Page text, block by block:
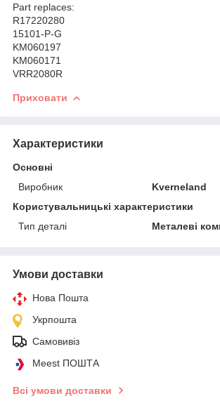
Part replaces:
R17220280
15101-P-G
KM060197
KM060171
VRR2080R
Приховати
Характеристики
Основні
Виробник
Kverneland
Користувальницькі характеристики
Тип деталі
Металеві
Умови доставки
Нова Пошта
Укрпошта
Самовивіз
Meest ПОШТА
Всі умови доставки